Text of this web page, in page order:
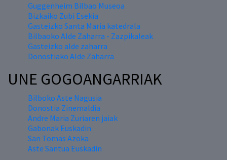
Guggenheim Bilbao Museoa
Bizkaiko Zubi Esekia
Gasteizko Santa Maria katedrala
Bilbaoko Alde Zaharra - Zazpikaleak
Gasteizko alde zaharra
Donostiako Alde Zaharra
UNE GOGOANGARRIAK
Bilboko Aste Nagusia
Donostia Zinemaldia
Andre Maria Zuriaren jaiak
Gabonak Euskadin
San Tomas Azoka
Aste Santua Euskadin